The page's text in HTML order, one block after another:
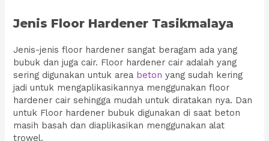
Jenis Floor Hardener Tasikmalaya
Jenis-jenis floor hardener sangat beragam ada yang
bubuk dan juga cair. Floor hardener cair adalah yang
sering digunakan untuk area beton yang sudah kering
jadi untuk mengaplikasikannya menggunakan floor
hardener cair sehingga mudah untuk diratakan nya. Dan
untuk Floor hardener bubuk digunakan di saat beton
masih basah dan diaplikasikan menggunakan alat
trowel.